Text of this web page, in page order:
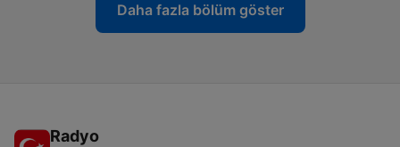
Daha fazla bölüm göster
Radyo